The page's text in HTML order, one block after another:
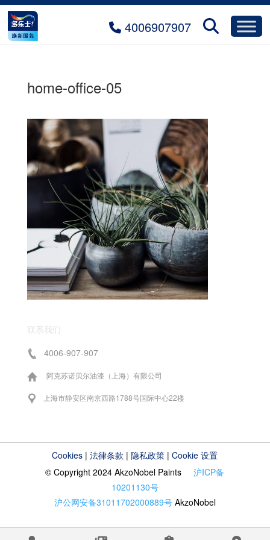
4006907907
home-office-05
联系我们
4006-907-907
阿克苏诺贝尔油漆（上海）有限公司
上海市静安区南京西路1788号国际中心22楼
Cookies |法律条款 |隐私政策 |Cookie 设置
© Copyright 2024 AkzoNobel Paints沪ICP备
10201130号
沪公网安备31011702000889号 AkzoNobel